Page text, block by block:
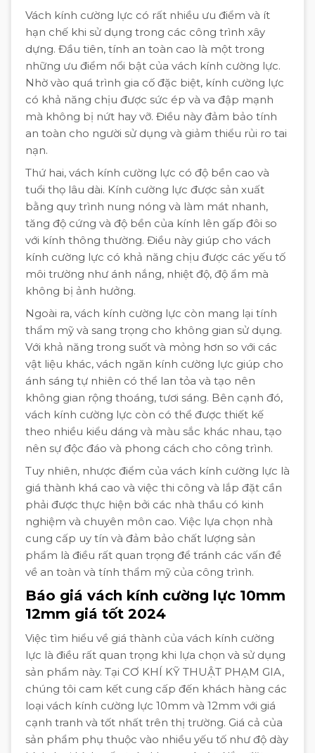
Vách kính cường lực có rất nhiều ưu điểm và ít
hạn chế khi sử dụng trong các công trình xây
dựng. Đầu tiên, tính an toàn cao là một trong
những ưu điểm nổi bật của vách kính cường lực.
Nhờ vào quá trình gia cố đặc biệt, kính cường lực
có khả năng chịu được sức ép và va đập mạnh
mà không bị nứt hay vỡ. Điều này đảm bảo tính
an toàn cho người sử dụng và giảm thiểu rủi ro tai
nạn.
Thứ hai, vách kính cường lực có độ bền cao và
tuổi thọ lâu dài. Kính cường lực được sản xuất
bằng quy trình nung nóng và làm mát nhanh,
tăng độ cứng và độ bền của kính lên gấp đôi so
với kính thông thường. Điều này giúp cho vách
kính cường lực có khả năng chịu được các yếu tố
môi trường như ánh nắng, nhiệt độ, độ ẩm mà
không bị ảnh hưởng.
Ngoài ra, vách kính cường lực còn mang lại tính
thẩm mỹ và sang trọng cho không gian sử dụng.
Với khả năng trong suốt và mỏng hơn so với các
vật liệu khác, vách ngăn kính cường lực giúp cho
ánh sáng tự nhiên có thể lan tỏa và tạo nên
không gian rộng thoáng, tươi sáng. Bên cạnh đó,
vách kính cường lực còn có thể được thiết kế
theo nhiều kiểu dáng và màu sắc khác nhau, tạo
nên sự độc đáo và phong cách cho công trình.
Tuy nhiên, nhược điểm của vách kính cường lực là
giá thành khá cao và việc thi công và lắp đặt cần
phải được thực hiện bởi các nhà thầu có kinh
nghiệm và chuyên môn cao. Việc lựa chọn nhà
cung cấp uy tín và đảm bảo chất lượng sản
phẩm là điều rất quan trọng để tránh các vấn đề
về an toàn và tính thẩm mỹ của công trình.
Báo giá vách kính cường lực 10mm
12mm giá tốt 2024
Việc tìm hiểu về giá thành của vách kính cường
lực là điều rất quan trọng khi lựa chọn và sử dụng
sản phẩm này. Tại CƠ KHÍ KỸ THUẬT PHẠM GIA,
chúng tôi cam kết cung cấp đến khách hàng các
loại vách kính cường lực 10mm và 12mm với giá
cạnh tranh và tốt nhất trên thị trường. Giá cả của
sản phẩm phụ thuộc vào nhiều yếu tố như độ dày